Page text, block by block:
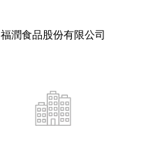
福潤食品股份有限公司